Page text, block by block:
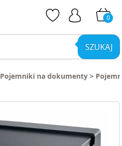
0
SZUKAJ
Pojemniki na dokumenty >